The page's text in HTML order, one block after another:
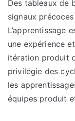
Des tableaux de
signaux
L’apprentissage
une expérience
itération produit
privilégie des
les
équipes produit